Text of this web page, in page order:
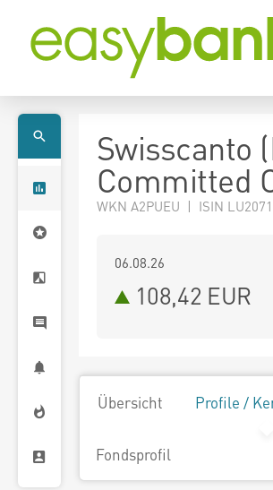
Swisscanto
Committed
WKN A2PUEU | ISIN
06.08.26
108,42 EUR
Übersicht Profile /
Fondsprofil